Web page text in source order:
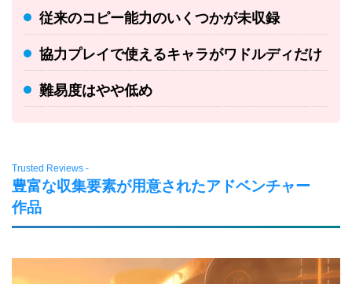
従来のコピー能力のいくつかが未収録
協力プレイで使えるキャラがワドルディだけ
難易度はやや低め
Trusted Reviews -
豊富な収集要素が用意されたアドベンチャー
作品